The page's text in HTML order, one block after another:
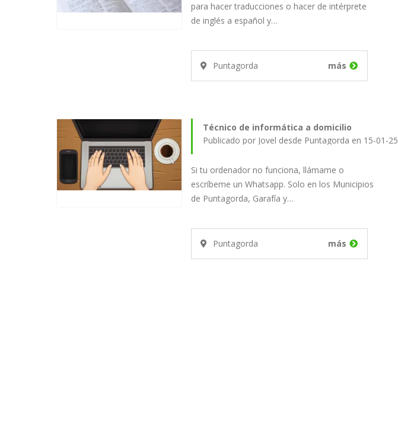
para hacer traducciones o hacer de intérprete
de inglés a español y…
Puntagorda más
Técnico de informática a domicilio
Publicado por Jovel desde Puntagorda en 15-01-25
Si tu ordenador no funciona, llámame o
escríbeme un Whatsapp. Solo en los Municipios
de Puntagorda, Garafía y…
Puntagorda más